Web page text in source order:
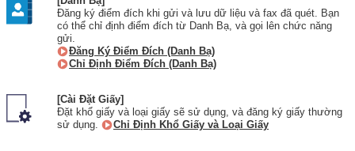
Đăng ký điểm đích khi gửi và lưu dữ liệu và fax đã quét. Bạn
có thể chỉ định điểm đích từ Danh Bạ, và gọi lên chức năng
gửi.
Đăng Ký Điểm Đích (Danh Bạ)
Chỉ Định Điểm Đích (Danh Bạ)
[Cài Đặt Giấy]
Đặt khổ giấy và loại giấy sẽ sử dụng, và đăng ký giấy thường
sử dụng.
Chỉ Định Khổ Giấy và Loại Giấy